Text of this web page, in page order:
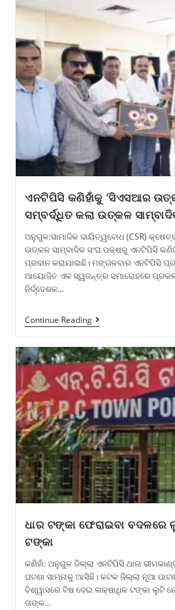
ଏନଟିପିସି କଣିହାଁକୁ ‘ସିଏସଆର
ସମ୍ବର୍ଦ୍ଧିତ କଲା ଉତ୍କଳ
ଅନୁଗୁଳ:ସାମାଜିକ ଦାୟିତ୍ୱବୋଧ (CSR)
ଉତ୍କଳ ସାମ୍ବାଦିକ ସଂଘ ପକ୍ଷରୁ ଏନଟିପିସି
ପ୍ରଦାନ କରାଯାଇଛି। ମଙ୍ଗଳବାର ଏନଟିପିସି
ଆୟୋଜିତ ଏକ ସ୍ୱତନ୍ତ୍ର ସମାରୋହରେ
ନିର୍ଦ୍ଦେଶକ…
Continue Reading
ଧାର ଟଙ୍କା ଫେରାଇବା
ଟଙ୍କା
କଣିହାଁ: ଅନୁଗୁଳ ଜିଲ୍ଲା ଏନଟିପିସି ଥାନା
ଘଟଣା ସାମ୍ନାକୁ ଆସିଛି। କଟକ ଜିଲ୍ଲା ନୂଆ
ବିଶ୍ୱାସରେ ବିଷ ଦେଇ ଲକ୍ଷାଧିକ ଟଙ୍କା ଲୁଟି
ତାଙ୍କ…